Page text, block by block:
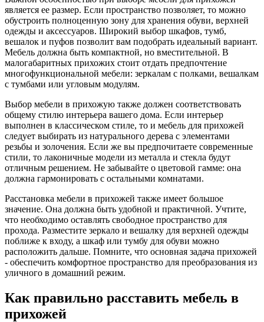
является ее размер. Если пространство позволяет, то можно
обустроить полноценную зону для хранения обуви, верхней
одежды и аксессуаров. Широкий выбор шкафов, тумб,
вешалок и пуфов позволит вам подобрать идеальный вариант.
Мебель должна быть компактной, но вместительной. В
малогабаритных прихожих стоит отдать предпочтение
многофункциональной мебели: зеркалам с полками, вешалкам
с тумбами или угловым модулям.
Выбор мебели в прихожую также должен соответствовать
общему стилю интерьера вашего дома. Если интерьер
выполнен в классическом стиле, то и мебель для прихожей
следует выбирать из натурального дерева с элементами
резьбы и золочения. Если же вы предпочитаете современные
стили, то лаконичные модели из металла и стекла будут
отличным решением. Не забывайте о цветовой гамме: она
должна гармонировать с остальными комнатами.
Расстановка мебели в прихожей также имеет большое
значение. Она должна быть удобной и практичной. Учтите,
что необходимо оставлять свободное пространство для
прохода. Разместите зеркало и вешалку для верхней одежды
поближе к входу, а шкаф или тумбу для обуви можно
расположить дальше. Помните, что основная задача прихожей
- обеспечить комфортное пространство для преобразования из
уличного в домашний режим.
Как правильно расставить мебель в
прихожей